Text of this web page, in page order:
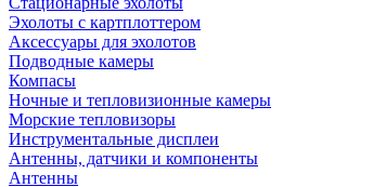
Эхолоты с картплоттером
Аксессуары для эхолотов
Подводные камеры
Компасы
Ночные и тепловизионные камеры
Морские тепловизоры
Инструментальные дисплеи
Антенны, датчики и компоненты
Антенны